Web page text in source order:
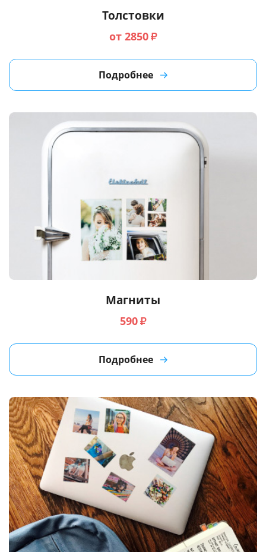
Толстовки
от 2850₽
Подробнее
Магниты
590₽
Подробнее